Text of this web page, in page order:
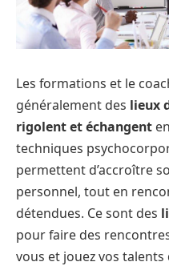
Les formations et le
généralement des lieux
rigolent et échangent
techniques
permettent d’accroître
personnel, tout en
détendues. Ce sont des
pour faire des
vous et jouez vos talents